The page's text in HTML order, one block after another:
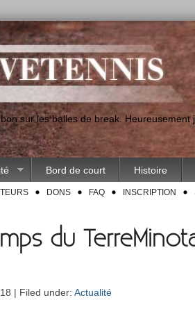
sur les balles de break.
Bord de court Histoire
DONS FAQ INSCRIPTION
du
| Filed under: Actualité